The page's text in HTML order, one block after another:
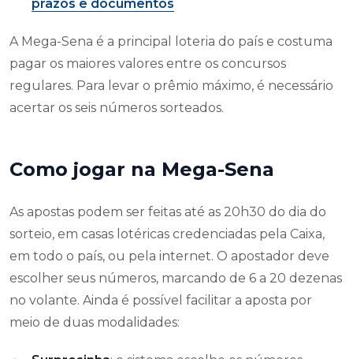
prazos e documentos
A Mega-Sena é a principal loteria do país e costuma
pagar os maiores valores entre os concursos
regulares. Para levar o prêmio máximo, é necessário
acertar os seis números sorteados.
Como jogar na Mega-Sena
As apostas podem ser feitas até as 20h30 do dia do
sorteio, em casas lotéricas credenciadas pela Caixa,
em todo o país, ou pela internet. O apostador deve
escolher seus números, marcando de 6 a 20 dezenas
no volante. Ainda é possível facilitar a aposta por
meio de duas modalidades: